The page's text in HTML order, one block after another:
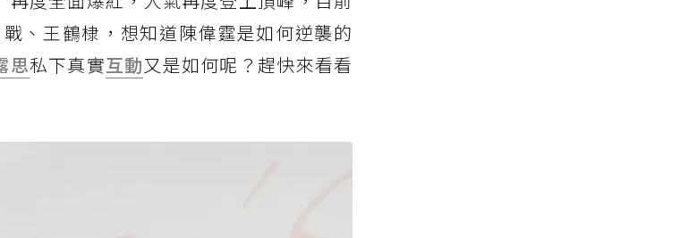
、王鶴棣，想知道陳偉霆是如何逆襲的
思私下真實互動又是如何呢？趕快來看看